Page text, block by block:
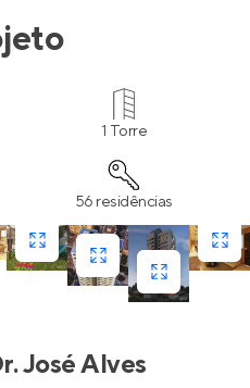
1 Torre
56 residências
José Alves